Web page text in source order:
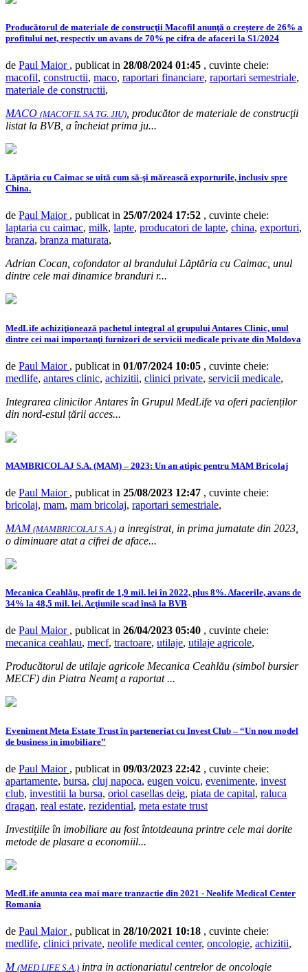
Producătorul de materiale de construcţii Macofil anunţă o creştere de 26% a
profitului net, respectiv un avans de 70% pe cifra de afaceri la S1/2024
de Paul Maior , publicat in 28/08/2024 01:45 , cuvinte cheie:
macofil, constructii, maco, raportari financiare, raportari semestriale,
materiale de constructii,
MACO (MACOFIL SA TG. JIU) , producător de materiale de construcţii
listat la BVB, a încheiat prima ju...
Lăptăria cu Caimac se uită cum să-şi mărească exporturile, inclusiv spre
China.
de Paul Maior , publicat in 25/07/2024 17:52 , cuvinte cheie:
laptaria cu caimac, milk, lapte, producatori de lapte, china, exporturi,
branza, branza maturata,
Adrian Cocan, cofondator al bran­du­lui Lăptăria cu Caimac, unul
dintre cele mai dinamice branduri r...
MedLife achiziţionează pachetul integral al grupului Antares Clinic, unul
dintre cei mai importanţi furnizori de servicii medicale private din Moldova
de Paul Maior , publicat in 01/07/2024 10:05 , cuvinte cheie:
medlife, antares clinic, achizitii, clinici private, servicii medicale,
Integrarea clinicilor Antares în Grupul MedLife va oferi pacienților
din nord-estul țării acces...
MAMBRICOLAJ S.A. (MAM) – 2023: Un an atipic pentru MAM Bricolaj
de Paul Maior , publicat in 25/08/2023 12:47 , cuvinte cheie:
bricolaj, mam, mam bricolaj, raportari semestriale,
MAM (MAMBRICOLAJ S.A.) a inregistrat, in prima jumatate din 2023,
o diminuare atat a cifrei de aface...
Mecanica Ceahlău, profit de 1,9 mil. lei în 2022, plus 8%. Afacerile, avans de
34% la 48,5 mil. lei. Acţiunile scad însă la BVB
de Paul Maior , publicat in 26/04/2023 05:40 , cuvinte cheie:
mecanica ceahlau, mecf, tractoare, utilaje, utilaje agricole,
Producătorul de utilaje agricole Mecanica Ceahlău (simbol bursier
MECF) din Piatra Neamţ a raportat ...
Eveniment Meta Estate Trust în parteneriat cu Invest Club – “Un nou model
de business in imobiliare”
de Paul Maior , publicat in 09/03/2023 22:42 , cuvinte cheie:
apartamente, bursa, cluj napoca, eugen voicu, evenimente, invest
club, investitii la bursa, oriol casellas deig, piata de capital, raluca
dragan, real estate, rezidential, meta estate trust
Investițiile în imobiliare au fost întotdeauna printre cele mai dorite
metode de plasare a economiil...
MedLife anunta cea mai mare tranzactie din 2021 - Neolife Medical Center
Romania
de Paul Maior , publicat in 28/10/2021 10:18 , cuvinte cheie:
medlife, clinici private, neolife medical center, oncologie, achizitii,
M (MED LIFE S.A.) intra in actionariatul centrelor de oncologie